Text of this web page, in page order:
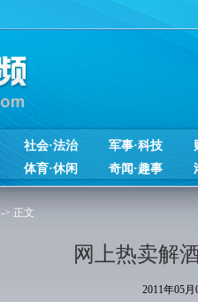
社会·法治 军事·科技
体育·休闲 奇闻·趣事
-> 正文
网上热卖解
2011年05